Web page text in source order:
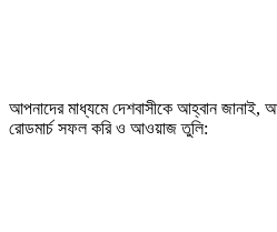
আপনাদের মাধ্যমে দেশবাসীকে আহ্বান জানাই,
রোডমার্চ সফল করি ও আওয়াজ তুলি: